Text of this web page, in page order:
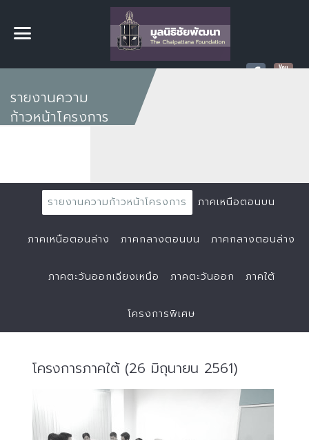
รายงานความ
ก้าวหน้าโครงการ
รายงานความก้าวหน้าโครงการ ภาคเหนือตอนบน
ภาคเหนือตอนล่าง ภาคกลางตอนบน ภาคกลางตอนล่าง
ภาคตะวันออกเฉียงเหนือ ภาคตะวันออก ภาคใต้
โครงการพิเศษ
โครงการภาคใต้ (26 มิถุนายน 2561)